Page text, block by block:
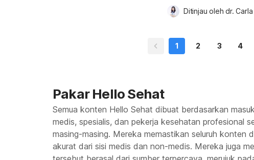
normal dan adakah
penjelasan lengkapnya
wanita yang menjadi
Ditinjau oleh dr.
1 2 3 4
Pakar Hello Sehat
Semua konten Hello Sehat dibuat berdasarkan
medis, spesialis, dan pekerja kesehatan profesional
masing-masing. Mereka memastikan seluruh konten
akurat dari sisi medis dan non-medis. Mereka juga